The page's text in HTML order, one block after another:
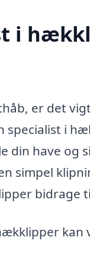
i
er det
specialist i
have og
simpel
bidrage